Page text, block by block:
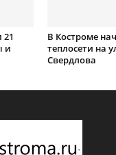
21
и
В Костроме
теплосети на
Свердлова